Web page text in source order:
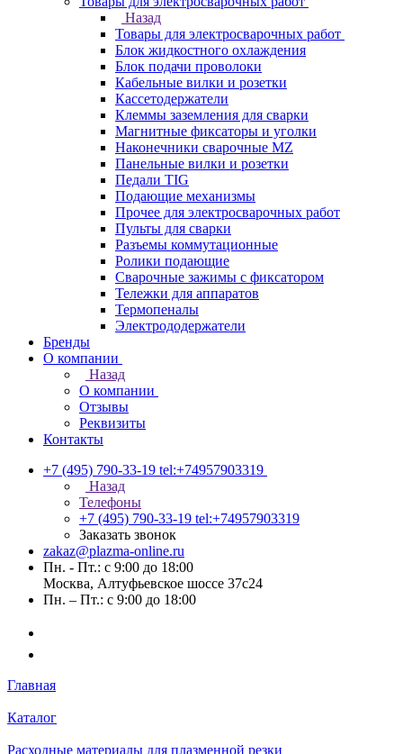
Назад
Товары для электросварочных работ
Блок жидкостного охлаждения
Блок подачи проволоки
Кабельные вилки и розетки
Кассетодержатели
Клеммы заземления для сварки
Магнитные фиксаторы и уголки
Наконечники сварочные MZ
Панельные вилки и розетки
Педали TIG
Подающие механизмы
Прочее для электросварочных работ
Пульты для сварки
Разъемы коммутационные
Ролики подающие
Сварочные зажимы с фиксатором
Тележки для аппаратов
Термопеналы
Электрододержатели
Бренды
О компании
Назад
О компании
Отзывы
Реквизиты
Контакты
+7 (495) 790-33-19 tel:+74957903319
Назад
Телефоны
+7 (495) 790-33-19 tel:+74957903319
Заказать звонок
zakaz@plazma-online.ru
Пн. - Пт.: с 9:00 до 18:00
Москва, Алтуфьевское шоссе 37с24
Пн. – Пт.: с 9:00 до 18:00
Главная
Каталог
Расходные материалы для плазменной резки